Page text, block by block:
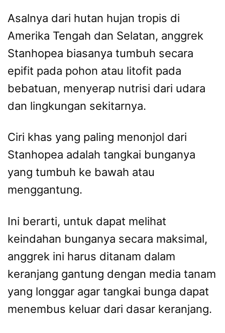
Asalnya dari hutan hujan tropis di
Amerika Tengah dan Selatan, anggrek
Stanhopea biasanya tumbuh secara
epifit pada pohon atau litofit pada
bebatuan, menyerap nutrisi dari udara
dan lingkungan sekitarnya.
Ciri khas yang paling menonjol dari
Stanhopea adalah tangkai bunganya
yang tumbuh ke bawah atau
menggantung.
Ini berarti, untuk dapat melihat
keindahan bunganya secara maksimal,
anggrek ini harus ditanam dalam
keranjang gantung dengan media tanam
yang longgar agar tangkai bunga dapat
menembus keluar dari dasar keranjang.